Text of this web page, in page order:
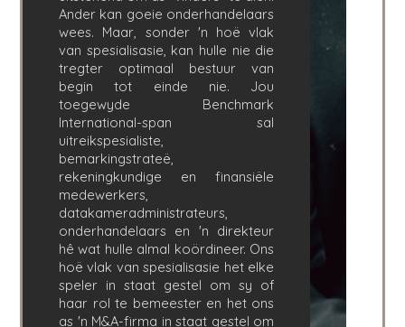
Ander kan goeie onderhandelaars
wees. Maar, sonder 'n hoë vlak
van spesialisasie, kan hulle nie die
tregter optimaal bestuur van
begin tot einde nie. Jou
toegewyde Benchmark
International-span sal
uitreikspesialiste,
bemarkingstrateë,
rekeningkundige en finansiële
medewerkers,
datakameradministrateurs,
onderhandelaars en 'n direkteur
hê wat hulle almal koördineer. Ons
hoë vlak van spesialisasie het elke
speler in staat gestel om sy of
haar rol te bemeester en het ons
as 'n M&A-firma in staat gestel om
DENVER
DÜSSELDORF
JOHANNESBURG
LOS ANGELES
MANCHESTER
NASHVILLE
OXFORD
STELLENBOSCH
STOCKHOLM
TAMPA
BEPALINGS/PRIVAATHEIDSBELEID